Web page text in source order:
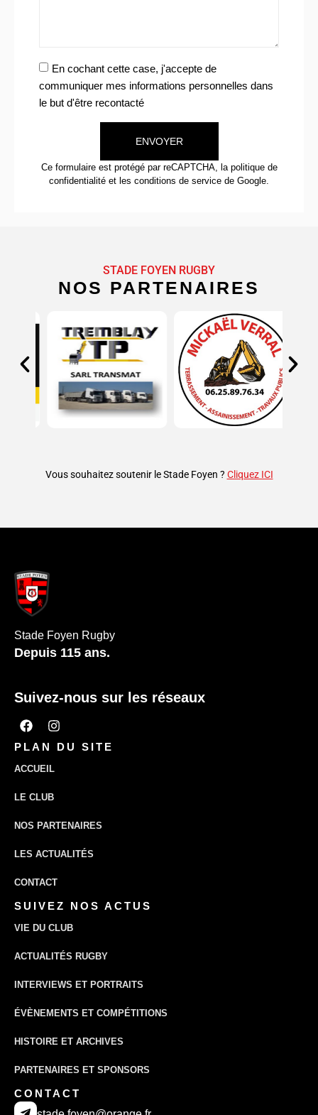
En cochant cette case, j'accepte de
communiquer mes informations personnelles dans
le but d'être recontacté
ENVOYER
Ce formulaire est protégé par reCAPTCHA, la politique de
confidentialité et les conditions de service de Google.
STADE FOYEN RUGBY
NOS PARTENAIRES
Vous souhaitez soutenir le Stade Foyen ? Cliquez ICI
Stade Foyen Rugby
Depuis 115 ans.
Suivez-nous sur les réseaux
PLAN DU SITE
ACCUEIL
LE CLUB
NOS PARTENAIRES
LES ACTUALITÉS
CONTACT
SUIVEZ NOS ACTUS
VIE DU CLUB
ACTUALITÉS RUGBY
INTERVIEWS ET PORTRAITS
ÉVÈNEMENTS ET COMPÉTITIONS
HISTOIRE ET ARCHIVES
PARTENAIRES ET SPONSORS
CONTACT